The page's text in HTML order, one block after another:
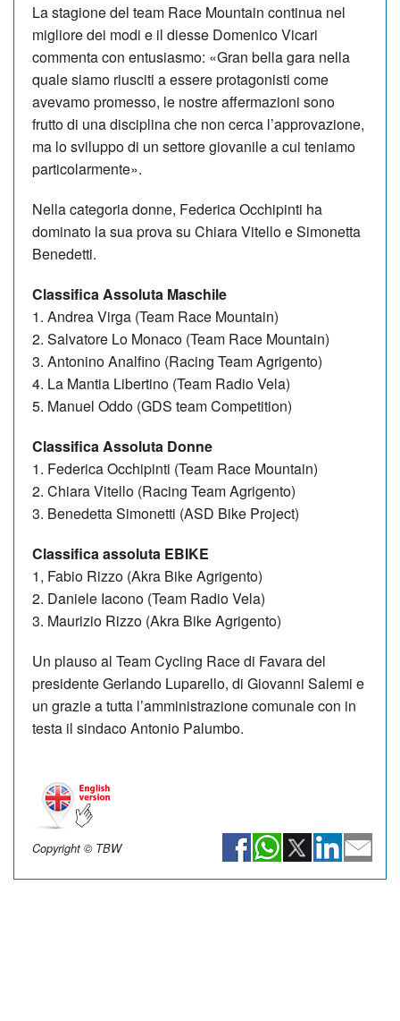
La stagione del team Race Mountain continua nel
migliore dei modi e il diesse Domenico Vicari
commenta con entusiasmo: «Gran bella gara nella
quale siamo riusciti a essere protagonisti come
avevamo promesso, le nostre affermazioni sono
frutto di una disciplina che non cerca l’approvazione,
ma lo sviluppo di un settore giovanile a cui teniamo
particolarmente».
Nella categoria donne, Federica Occhipinti ha
dominato la sua prova su Chiara Vitello e Simonetta
Benedetti.
Classifica Assoluta Maschile
1. Andrea Virga (Team Race Mountain)
2. Salvatore Lo Monaco (Team Race Mountain)
3. Antonino Analfino (Racing Team Agrigento)
4. La Mantia Libertino (Team Radio Vela)
5. Manuel Oddo (GDS team Competition)
Classifica Assoluta Donne
1. Federica Occhipinti (Team Race Mountain)
2. Chiara Vitello (Racing Team Agrigento)
3. Benedetta Simonetti (ASD Bike Project)
Classifica assoluta EBIKE
1, Fabio Rizzo (Akra Bike Agrigento)
2. Daniele Iacono (Team Radio Vela)
3. Maurizio Rizzo (Akra Bike Agrigento)
Un plauso al Team Cycling Race di Favara del
presidente Gerlando Luparello, di Giovanni Salemi e
un grazie a tutta l’amministrazione comunale con in
testa il sindaco Antonio Palumbo.
Copyright © TBW